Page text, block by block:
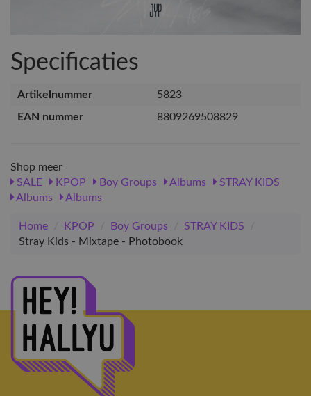
Specificaties
Artikelnummer
5823
EAN nummer
8809269508829
Shop meer
SALE
KPOP Boy Groups Albums
STRAY KIDS
Albums
Albums
Home / KPOP / Boy Groups / STRAY KIDS
/
Stray Kids - Mixtape - Photobook